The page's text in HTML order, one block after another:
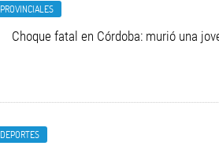
PROVINCIALES
Choque fatal en Córdoba: murió una
DEPORTES